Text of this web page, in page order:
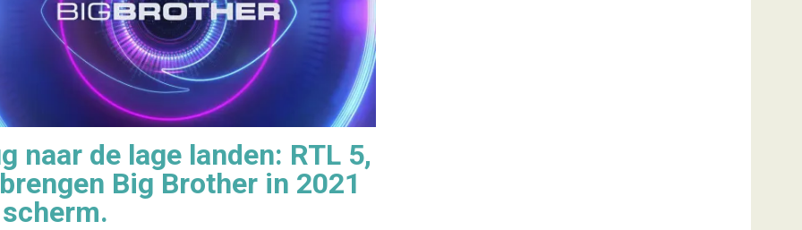
naar de lage landen: RTL 5,
Big Brother in 2021